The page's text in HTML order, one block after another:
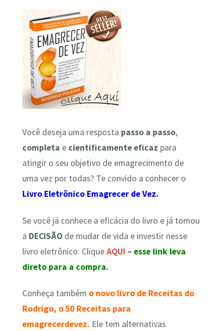
Você deseja uma resposta passo a passo,
completa e cientificamenteeficaz para
atingir o seu objetivo de emagrecimento de
uma vez por todas? Te convido a conhecer o
Livro Eletrônico Emagrecer de Vez.
Se você já conhece a eficácia do livro e já tomou
a DECISÃO de mudar de vida e investir nesse
livro eletrônico: CliqueAQUI – esse link leva
direto para a compra.
Conheça também o novo livro de Receitas do
Rodrigo, o 50 Receitas para
emagrecerdevez. Ele tem alternativas